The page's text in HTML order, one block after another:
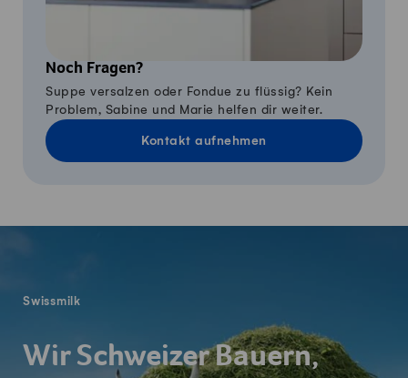
Noch Fragen?
Suppe versalzen oder Fondue zu flüssig? Kein
Problem, Sabine und Marie helfen dir weiter.
Kontakt aufnehmen
Swissmilk
Wir Schweizer Bauern,